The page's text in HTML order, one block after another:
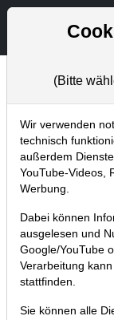
Tradingerfolge
Home Blog
Elbit
US-Depot.
System!
06.10.2025 um
(Bitte
Wir verwenden
technisch
außerdem
YouTube-Videos,
Werbung.
Dabei können
ausgelesen und
Google/YouTube
Verarbeitung
stattfinden.
Sie können alle